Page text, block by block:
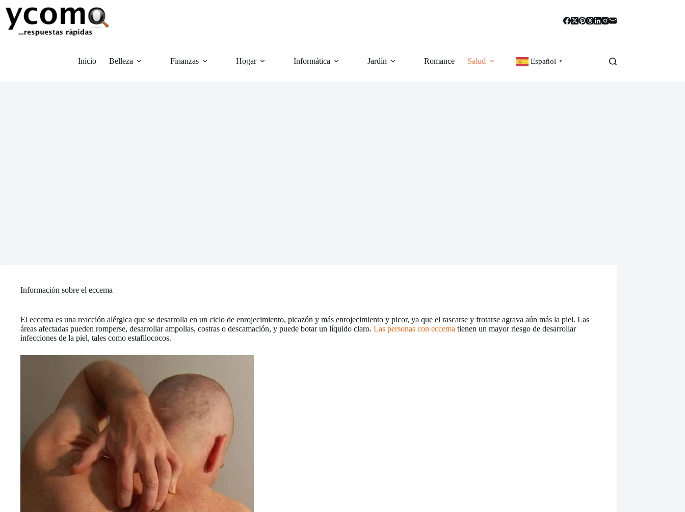
contenido
Inicio Belleza Finanzas Hogar Informática Jardín Romance Salud Español ▼
Información sobre el eccema
El eccema es una reacción alérgica que se desarrolla en un ciclo de enrojecimiento, picazón y más enrojecimiento y picor, ya que el rascarse y frotarse agrava aún más la piel. Las
áreas afectadas pueden romperse, desarrollar ampollas, costras o descamación, y puede botar un líquido claro. Las personas con eccema tienen un mayor riesgo de desarrollar
infecciones de la piel, tales como estafilococos.